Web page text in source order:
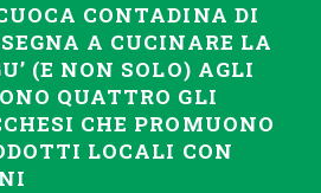
CONTADINA DI
A CUCINARE LA
(E NON SOLO) AGLI
QUATTRO GLI
CHE PROMUONO
LOCALI CON